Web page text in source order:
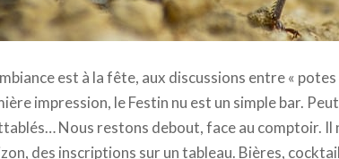
est à la fête, aux discussions entre «
impression, le Festin nu est un simple bar.
Nous restons debout, face au comptoir. Il
des inscriptions sur un tableau. Bières,